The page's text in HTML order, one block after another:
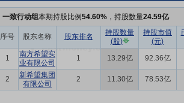
一致行动组本期持股比例54.60% ，持股数量24.59亿
序号 股东名称 股东排名
持股数量
(股)
持股市值
(元)
1
南方希望实
业有限公司
1 13.29亿 92.36亿
2
新希望集团
有限公司
2 11.30亿 78.53亿